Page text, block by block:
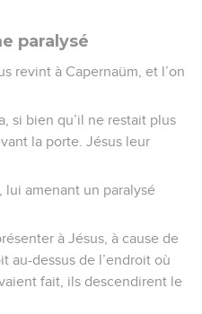
paralysé
revint à Capernaüm, et l’on
si bien qu’il ne restait plus
la porte. Jésus leur
lui amenant un paralysé
à Jésus, à cause de
au-dessus de l’endroit où
fait, ils descendirent le